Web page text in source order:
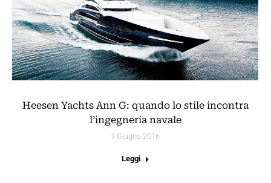
Heesen Yachts Ann G: quando lo stile incontra
l’ingegneria navale
1 Giugno 2016
Leggi